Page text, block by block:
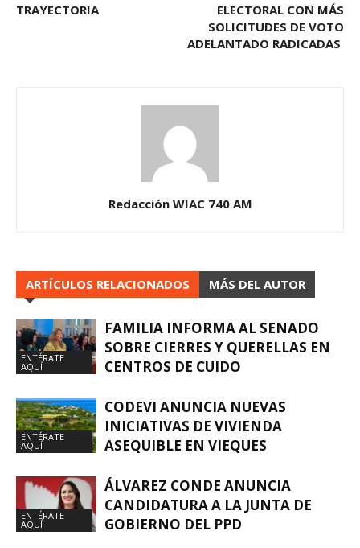
TRAYECTORIA
ELECTORAL CON MÁS
SOLICITUDES DE VOTO
ADELANTADO RADICADAS
Redacción WIAC 740 AM
ARTÍCULOS RELACIONADOS MÁS DEL AUTOR
ENTÉRATE
AQUÍ
FAMILIA INFORMA AL SENADO
SOBRE CIERRES Y QUERELLAS EN
CENTROS DE CUIDO
ENTÉRATE
AQUÍ
CODEVI ANUNCIA NUEVAS
INICIATIVAS DE VIVIENDA
ASEQUIBLE EN VIEQUES
ENTÉRATE
AQUÍ
ÁLVAREZ CONDE ANUNCIA
CANDIDATURA A LA JUNTA DE
GOBIERNO DEL PPD